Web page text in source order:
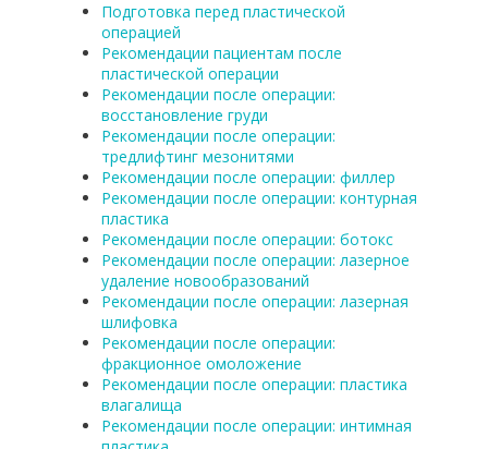
Подготовка перед пластической
операцией
Рекомендации пациентам после
пластической операции
Рекомендации после операции:
восстановление груди
Рекомендации после операции:
тредлифтинг мезонитями
Рекомендации после операции: филлер
Рекомендации после операции: контурная
пластика
Рекомендации после операции: ботокс
Рекомендации после операции: лазерное
удаление новообразований
Рекомендации после операции: лазерная
шлифовка
Рекомендации после операции:
фракционное омоложение
Рекомендации после операции: пластика
влагалища
Рекомендации после операции: интимная